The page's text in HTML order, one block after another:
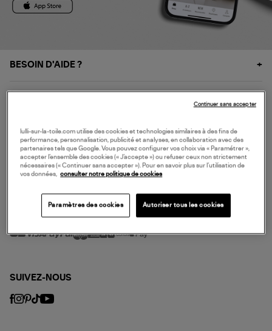
BESOIN D'AIDE ?
NOS SERVICES
SERVICE CLIENT
MODE DE PAIEMENT
SUIVEZ-NOUS
lulli-sur-la-toile.com utilise des cookies et technologies similaires à des fins de
performance, personnalisation, publicité et analyses, en collaboration avec des
partenaires tels que Google. Vous pouvez configurer vos choix via « Paramétrer »,
accepter l’ensemble des cookies (« J’accepte ») ou refuser ceux non strictement
nécessaires (« Continuer sans accepter »). Pour en savoir plus sur l’utilisation de
vos données,
consulter notre politique de cookies
Paramètres des cookies Autoriser tous les cookies
Continuer sans accepter